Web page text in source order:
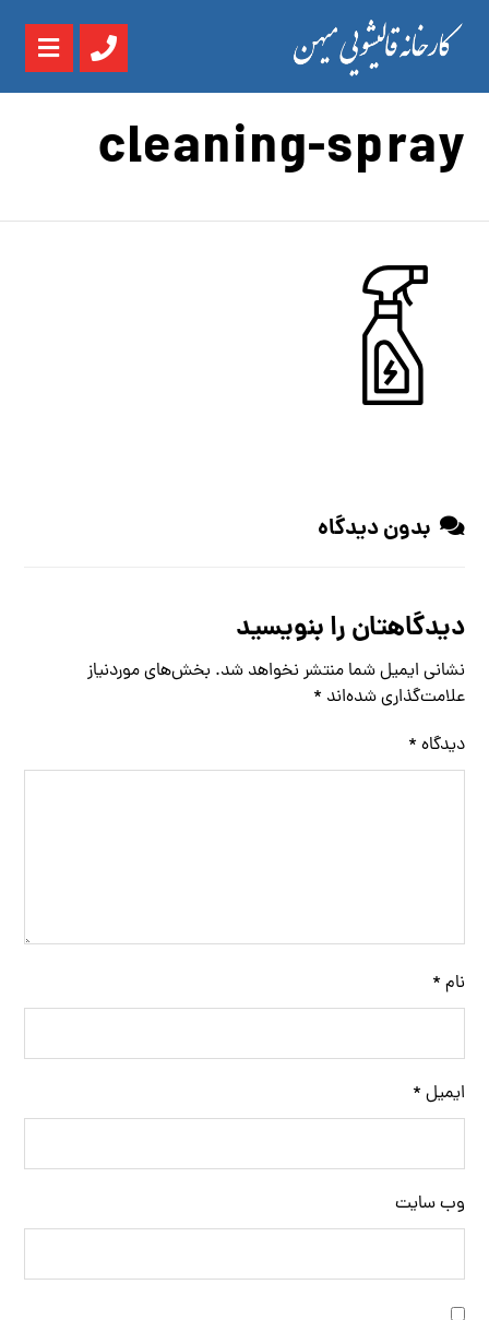
cleaning-spray
بدون دیدگاه
دیدگاهتان را بنویسید
نشانی ایمیل شما منتشر نخواهد شد. بخش‌های موردنیاز
علامت‌گذاری شده‌اند *
دیدگاه *
نام *
ایمیل *
وب‌ سایت